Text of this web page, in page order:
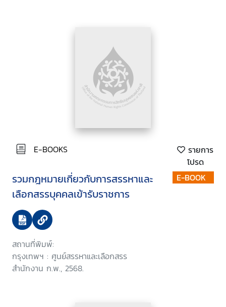
E-BOOKS
รายการ
โปรด
รวมกฎหมายเกี่ยวกับการสรรหาและ
เลือกสรรบุคคลเข้ารับราชการ
สถานที่พิมพ์:
กรุงเทพฯ : ศูนย์สรรหาและเลือกสรร
สำนักงาน ก.พ., 2568.
E-BOOK